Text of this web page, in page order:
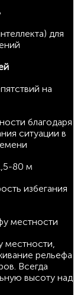
для
на
благодаря
ситуации в
80 м
избегания
местности
местности,
рельефа
Всегда
высоту над